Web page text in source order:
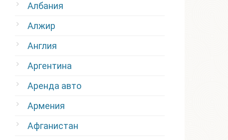
Албания
Алжир
Англия
Аргентина
Аренда авто
Армения
Афганистан